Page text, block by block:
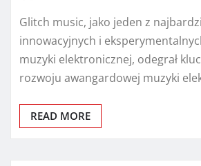
Glitch music, jako jeden z
innowacyjnych i
muzyki elektronicznej, odegrał
rozwoju awangardowej muzyki
READ MORE